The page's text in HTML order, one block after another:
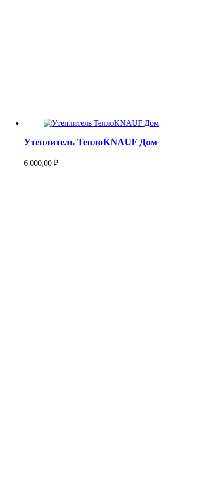
Утеплитель ТеплоKNAUF Дом
6 000,00 ₽